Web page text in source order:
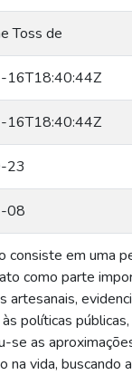
Toss de
23
08
consiste em uma
como parte
artesanais,
políticas
se as
na vida, buscando